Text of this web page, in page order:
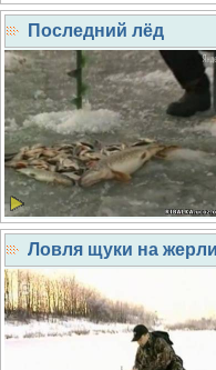
Последний лёд
Ловля щуки на